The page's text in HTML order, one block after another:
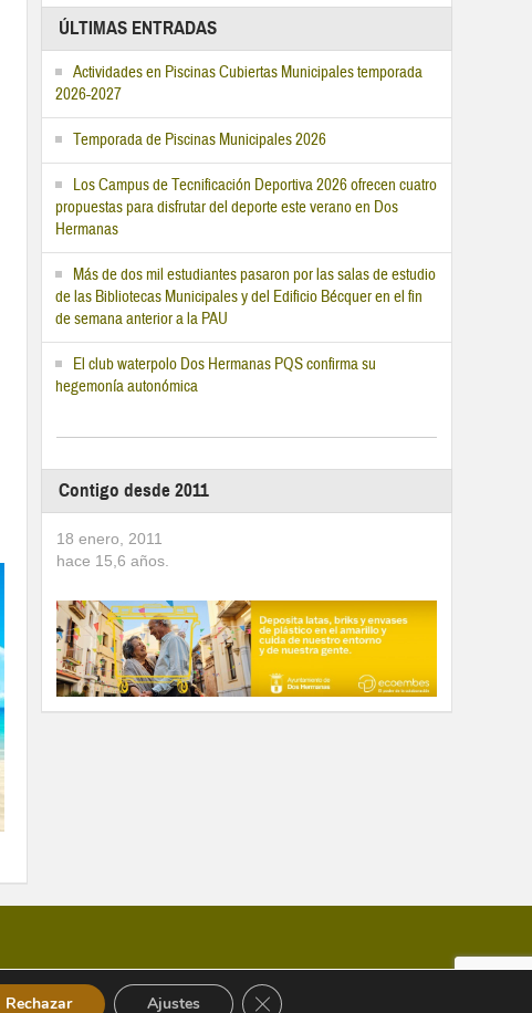
ÚLTIMAS ENTRADAS
Actividades en Piscinas Cubiertas Municipales temporada
2026-2027
Temporada de Piscinas Municipales 2026
Los Campus de Tecnificación Deportiva 2026 ofrecen cuatro
propuestas para disfrutar del deporte este verano en Dos
Hermanas
Más de dos mil estudiantes pasaron por las salas de estudio
de las Bibliotecas Municipales y del Edificio Bécquer en el fin
de semana anterior a la PAU
El club waterpolo Dos Hermanas PQS confirma su
hegemonía autonómica
Contigo desde 2011
18 enero, 2011
hace 15,6 años.
Rechazar Ajustes Cerrar el banner de cookies RGPD